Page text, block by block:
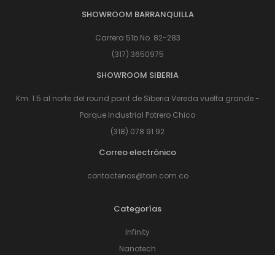
SHOWROOM BARRANQUILLA
Carrera 51b No. 82-283
(317) 3650975
SHOWROOM SIBERIA
Km. 1.5 al norte del round point de Siberia Vereda vuelta grande -
Parque Industrial Potrero Chico
(318) 078 91 92
Correo electrónico
contactenos@toin.com.co
Categorías
Infinity
Nanotech